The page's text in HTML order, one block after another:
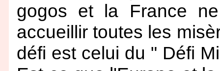
gogos et la France
accueillir toutes les
défi est celui du " Défi